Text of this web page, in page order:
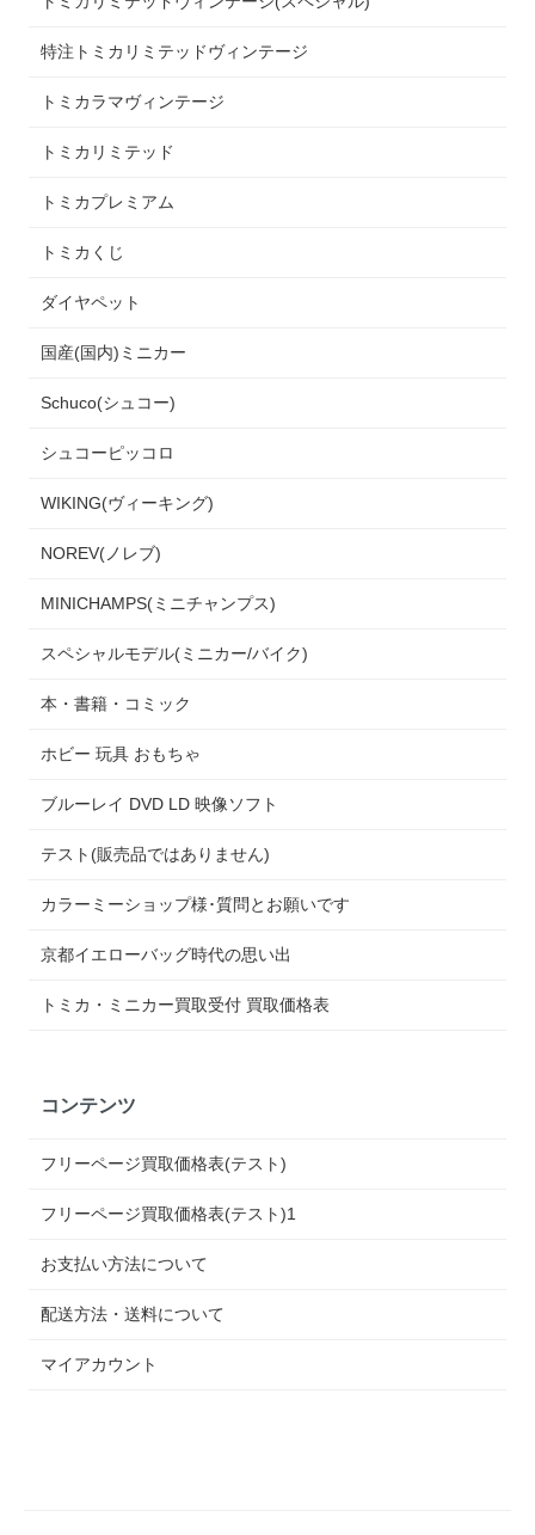
特注トミカリミテッドヴィンテージ
トミカラマヴィンテージ
トミカリミテッド
トミカプレミアム
トミカくじ
ダイヤペット
国産(国内)ミニカー
Schuco(シュコー)
シュコーピッコロ
WIKING(ヴィーキング)
NOREV(ノレブ)
MINICHAMPS(ミニチャンプス)
スペシャルモデル(ミニカー/バイク)
本・書籍・コミック
ホビー 玩具 おもちゃ
ブルーレイ DVD LD 映像ソフト
テスト(販売品ではありません)
カラーミーショップ様･質問とお願いです
京都イエローバッグ時代の思い出
トミカ・ミニカー買取受付 買取価格表
コンテンツ
フリーページ買取価格表(テスト)
フリーページ買取価格表(テスト)1
お支払い方法について
配送方法・送料について
マイアカウント